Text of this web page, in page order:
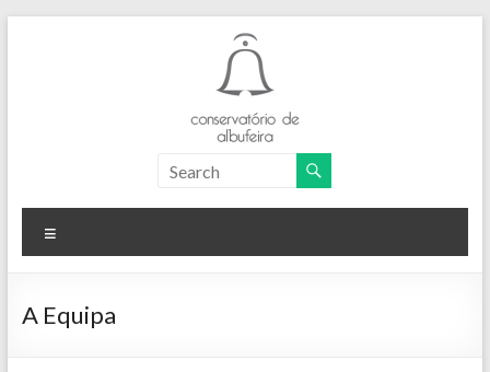
Conservatório
de
Albufeira
A Equipa